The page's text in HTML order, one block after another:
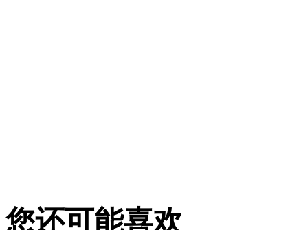
您还可能喜欢